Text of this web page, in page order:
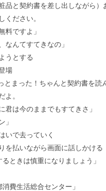
と契約書を差し出しながら）
ください。
よ」
なんてすてきなの」
うとする
場
とまった！ちゃんと契約書を読
よ。
ままでもすてきさ」
」
いで去っていく
を払いながら画面に話しかける
ときは慎重になりましょう」
費生活総合センター」